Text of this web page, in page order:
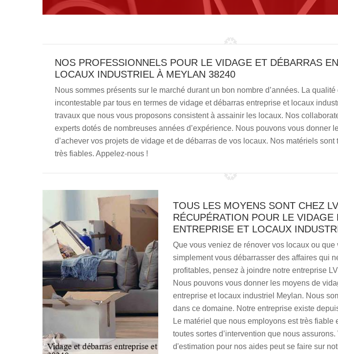
NOS PROFESSIONNELS POUR LE VIDAGE ET DÉBARRAS
LOCAUX INDUSTRIEL À MEYLAN 38240
Nous sommes présents sur le marché durant un bon nombre d’années. La
incontestable par tous en termes de vidage et débarras entreprise et locaux
travaux que nous vous proposons consistent à assainir les locaux. Nos
experts dotés de nombreuses années d’expérience. Nous pouvons vous donner
d’achever vos projets de vidage et de débarras de vos locaux. Nos matériels sont
très fiables. Appelez-nous !
TOUS LES MOYENS SONT CHEZ
RÉCUPÉRATION POUR LE VIDAGE
ENTREPRISE ET LOCAUX
Que vous veniez de rénover vos locaux ou que
simplement vous débarrasser des affaires qui
profitables, pensez à joindre notre entreprise
Nous pouvons vous donner les moyens de
entreprise et locaux industriel Meylan. Nous
dans ce domaine. Notre entreprise existe
Le matériel que nous employons est très fiable
toutes sortes d’intervention que nous
d'estimation pour nos aides peut se faire sur